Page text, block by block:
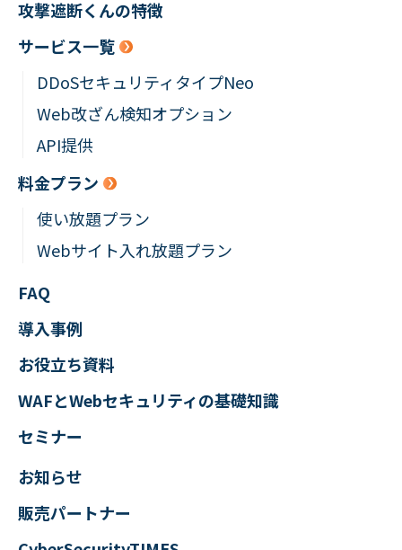
攻撃遮断くんの特徴
サービス一覧
DDoSセキュリティタイプNeo
Web改ざん検知オプション
API提供
料金プラン
使い放題プラン
Webサイト入れ放題プラン
FAQ
導入事例
お役立ち資料
WAFとWebセキュリティの基礎知識
セミナー
お知らせ
販売パートナー